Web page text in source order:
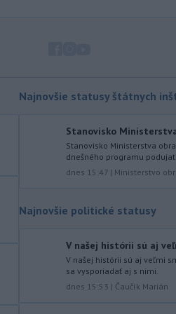
lesný požiar v blízkosti Gardského
Nad vojenskou základňou na
západe Nemecka vo štvrtok
ozbrojených zložiek. K tomuto
stredu objavili dron vybavený
výbušninou na letisku Lipsko/Halle.
Parlamentná frakcia
Najnovšie statusy štátnych
Stanovisko Ministerstva
Stanovisko Ministerstva
dnešného programu
dnes 15:47 | Ministerstvo
Najnovšie politické statusy
V našej histórii sú aj
V našej histórii sú aj veľmi
sa vysporiadať aj s nimi.
dnes 15:53 | Čaučík Marián